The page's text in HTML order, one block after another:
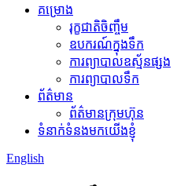
គម្រោង
រុក្ខជាតិចិញ្ចឹម
ឧបករណ៍​ក្នុង​ទឹក
ការព្យាបាលឧស្ម័នផ្សង
ការព្យាបាលទឹក
ព័ត៌មាន
ព័ត៌មានក្រុមហ៊ុន
ទំនាក់ទំនងមកយើងខ្ញុំ
English